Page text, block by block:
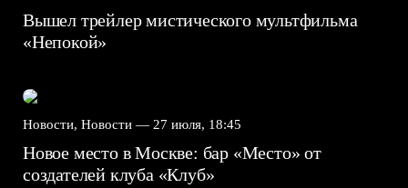
Вышел трейлер мистического мультфильма
«Непокой»
Новости, Новости — 27 июля, 18:45
Новое место в Москве: бар «Место» от
создателей клуба «Клуб»